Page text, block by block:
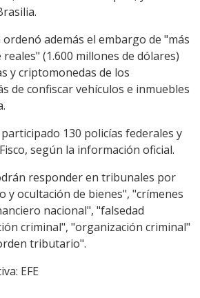
ordenó además el embargo de "más
(1.600 millones de dólares)
y criptomonedas de los
de confiscar vehículos e inmuebles
130 policías federales y
según la información oficial.
responder en tribunales por
y ocultación de bienes", "crímenes
nacional", "falsedad
criminal", "organización criminal"
tributario".
EFE